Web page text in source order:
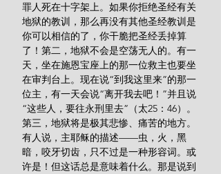
罪人死在十字架上。如果你拒绝圣经有关
地狱的教训，那么再没有其他圣经教训是
你可以相信的了，你干脆把圣经丢掉算
了！第二，地狱不会是空荡无人的。有一
天，坐在施恩宝座上的那一位救主也要坐
在审判台上。现在说“到我这里来”的那一
位主，有一天会说“离开我去吧！”并且说
“这些人，要往永刑里去”（太25：46）。
第三，地狱将是极其悲惨、痛苦的地方。
有人说，主耶稣的描述——虫，火，黑
暗，咬牙切齿，只不过是一种形容词。或
许是！但这话总是意味着什么。那是说到